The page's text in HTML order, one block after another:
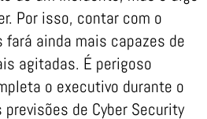
Por isso, contar com o
ainda mais capazes de
agitadas. É perigoso
o executivo durante o
de Cyber Security